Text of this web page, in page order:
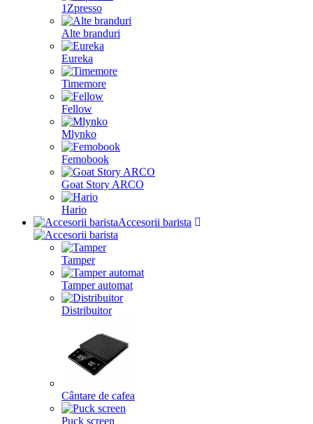
1Zpresso
Alte branduri
Eureka
Timemore
Fellow
Mlynko
Femobook
Goat Story ARCO
Hario
Accesorii barista
Tamper
Tamper automat
Distribuitor
Cântare de cafea
Puck screen